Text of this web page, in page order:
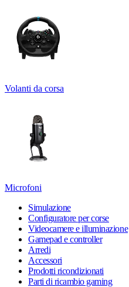
Volanti da corsa
Microfoni
Simulazione
Configuratore per corse
Videocamere e illuminazione
Gamepad e controller
Arredi
Accessori
Prodotti ricondizionati
Parti di ricambio gaming